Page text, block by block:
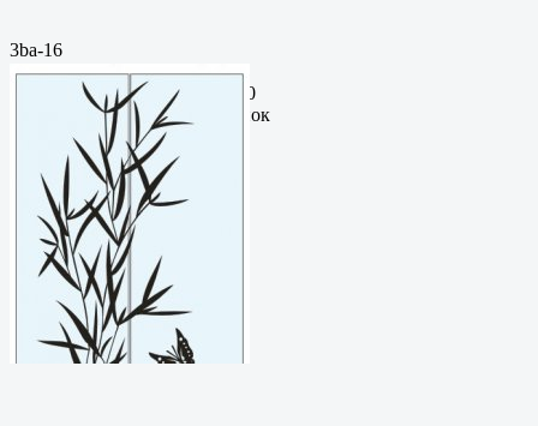
3ba-16
Пескоструйный
рисунокФормат: cdrЦена: 200
руб.Метки: векторный рисунок